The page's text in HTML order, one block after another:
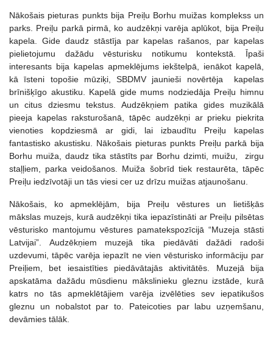
Nākošais pieturas punkts bija Preiļu Borhu muižas komplekss un
parks. Preiļu parkā pirmā, ko audzēkņi varēja aplūkot, bija Preiļu
kapela. Gide daudz stāstīja par kapelas rašanos, par kapelas
pielietojumu dažādu vēsturisku notikumu kontekstā. Īpaši
interesants bija kapelas apmeklējums iekštelpā, ienākot kapelā,
kā īsteni topošie mūziķi, SBDMV jaunieši novērtēja kapelas
brīnišķīgo akustiku. Kapelā gide mums nodziedāja Preiļu himnu
un citus dziesmu tekstus. Audzēkņiem patika gides muzikālā
pieeja kapelas raksturošanā, tāpēc audzēkņi ar prieku piekrita
vienoties kopdziesmā ar gidi, lai izbaudītu Preiļu kapelas
fantastisko akustisku. Nākošais pieturas punkts Preiļu parkā bija
Borhu muiža, daudz tika stāstīts par Borhu dzimti, muižu, zirgu
staļļiem, parka veidošanos. Muiža šobrīd tiek restaurēta, tāpēc
Preiļu iedzīvotāji un tās viesi cer uz drīzu muižas atjaunošanu.
Nākošais, ko apmeklējām, bija Preiļu vēstures un lietišķās
mākslas muzejs, kurā audzēkņi tika iepazīstināti ar Preiļu pilsētas
vēsturisko mantojumu vēstures pamatekspozīcijā “Muzeja stāsti
Latvijai”. Audzēkņiem muzejā tika piedāvāti dažādi radoši
uzdevumi, tāpēc varēja iepazīt ne vien vēsturisko informāciju par
Preiļiem, bet iesaistīties piedāvātajās aktivitātēs. Muzejā bija
apskatāma dažādu mūsdienu mākslinieku gleznu izstāde, kurā
katrs no tās apmeklētājiem varēja izvēlēties sev iepatikušos
gleznu un nobalstot par to. Pateicoties par labu uzņemšanu,
devāmies tālāk.